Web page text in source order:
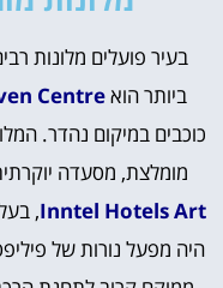
בעיר פועלים מלונות
ביותר הואCentre
כוכבים במיקום נהדר.
מומלצת, מסעדה
Inntel Hotels Art
,
היה מפעל נורות של